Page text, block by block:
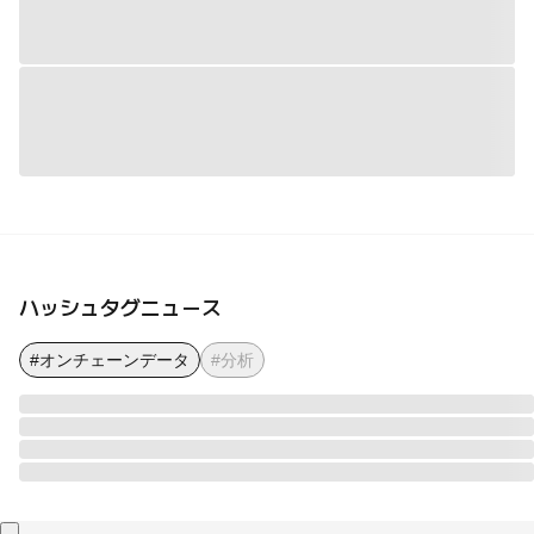
ハッシュタグニュース
#オンチェーンデータ #分析